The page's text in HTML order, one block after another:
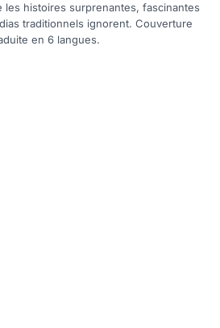
les histoires surprenantes, fascinantes
traditionnels ignorent. Couverture
en 6 langues.